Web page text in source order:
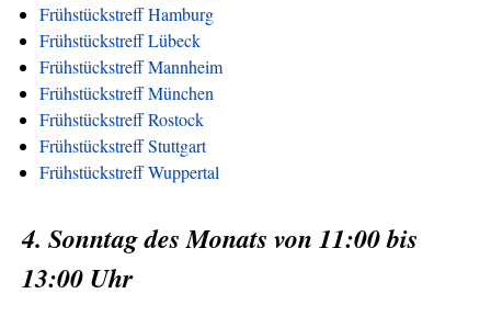
Frühstückstreff Hamburg
Frühstückstreff Lübeck
Frühstückstreff Mannheim
Frühstückstreff München
Frühstückstreff Rostock
Frühstückstreff Stuttgart
Frühstückstreff Wuppertal
4. Sonntag des Monats von 11:00 bis
13:00 Uhr